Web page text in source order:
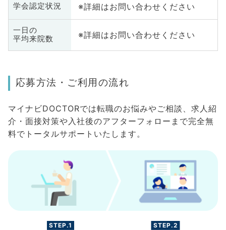
学会認定状況 ※詳細はお問い合わせください
一日の
平均来院数
※詳細はお問い合わせください
応募方法・ご利用の流れ
マイナビDOCTORでは転職のお悩みやご相談、求人紹
介・面接対策や入社後のアフターフォローまで完全無
料でトータルサポートいたします。
STEP.1 STEP.2